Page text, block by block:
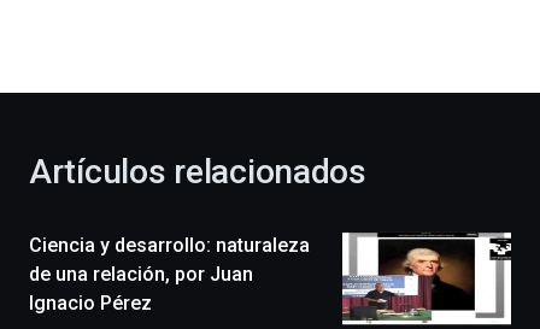
celebración
novena
edición
de
Bilbo
Artículos relacionados
Ciencia y desarrollo: naturaleza
de una relación, por Juan
Ignacio Pérez